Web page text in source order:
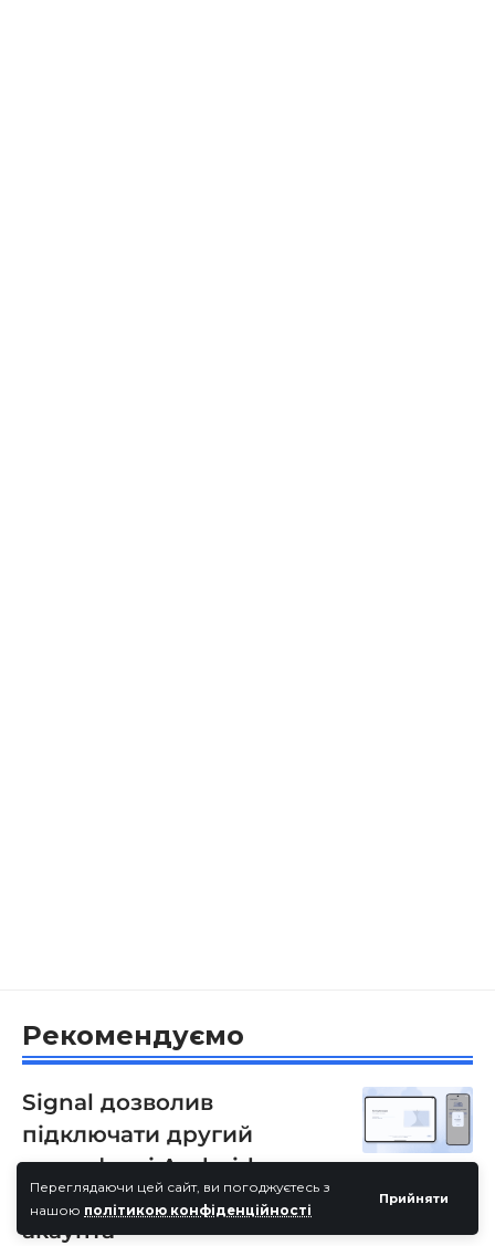
Переглядаючи цей сайт, ви погоджуєтесь з
нашою політикою конфіденційності
Прийняти
Рекомендуємо
Signal дозволив
підключати другий
смартфон і Android-
планшет до одного
акаунта